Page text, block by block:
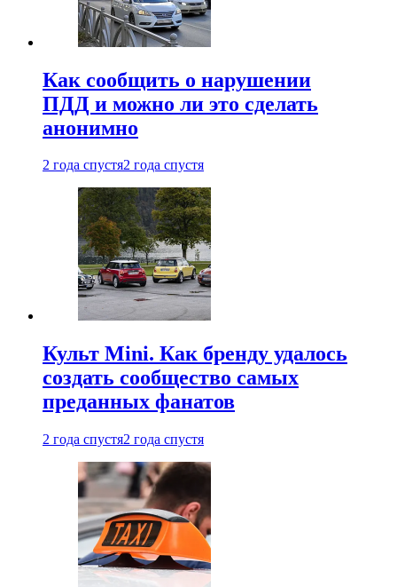
Как сообщить о нарушении
ПДД и можно ли это сделать
анонимно
2 года спустя2 года спустя
Культ Mini. Как бренду удалось
создать сообщество самых
преданных фанатов
2 года спустя2 года спустя